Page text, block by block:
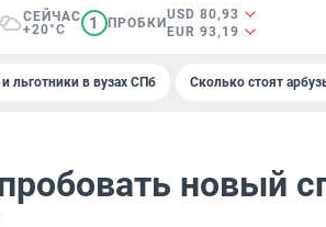
СЕЙЧАС
+20°C
1 ПРОБКИ
USD 80,93
EUR 93,19
льготники в вузах СПб Сколько стоят
новый